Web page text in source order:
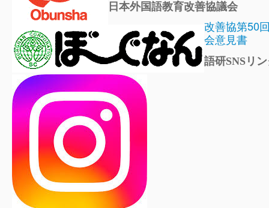
日本外国語教育改善協議会
改善協第50
会意見書
語研SNSリ